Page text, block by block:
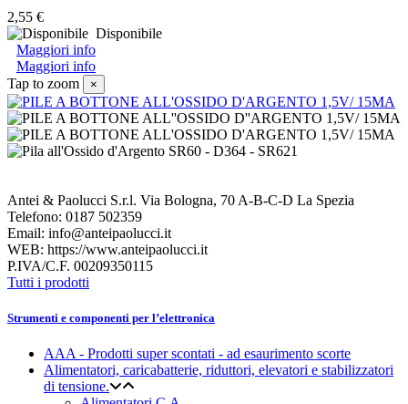
2,55 €
Disponibile
Maggiori info
Maggiori info
Tap to zoom
×
Antei & Paolucci S.r.l. Via Bologna, 70 A-B-C-D La Spezia
Telefono: 0187 502359
Email: info@anteipaolucci.it
WEB: https://www.anteipaolucci.it
P.IVA/C.F. 00209350115
Tutti i prodotti
Strumenti e componenti per l’elettronica
AAA - Prodotti super scontati - ad esaurimento scorte
Alimentatori, caricabatterie, riduttori, elevatori e stabilizzatori
di tensione.